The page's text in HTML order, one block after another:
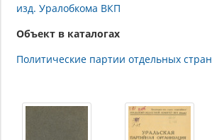
изд. Уралобкома ВКП
Объект в каталогах
Политические партии отдельных стран